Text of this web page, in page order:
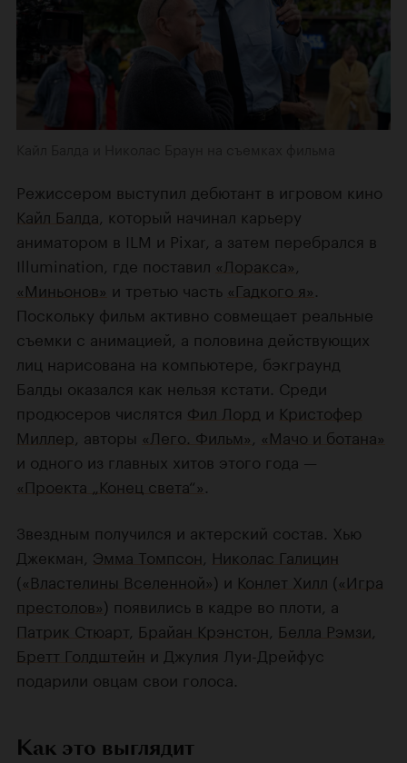
Режиссером выступил дебютант в игровом кино
Кайл Балда , который начинал карьеру
аниматором в ILM и Pixar, а затем перебрался в
Illumination, где поставил «Лоракса»
«Миньонов» и третью часть «Гадкого я»
Поскольку фильм активно совмещает реальные
съемки с анимацией, а половина действующих
лиц нарисована на компьютере, бэкграунд
Балды оказался как нельзя кстати. Среди
продюсеров числятся Фил Лорд и Кристофер
Миллер , авторы «Лего. Фильм» «Мачо и ботана»
и одного из главных хитов этого года —
«Проекта „Конец света“»
Звездным получился и актерский состав. Хью
Джекман, Эмма Томпсон Николас Галицин
(«Властелины Вселенной») и Конлет Хилл («Игра
престолов») появились в кадре во плоти, а
Патрик Стюарт Брайан Крэнстон Белла Рэмзи
Бретт Голдштейн и Джулия Луи-Дрейфус
подарили овцам свои голоса.
Как это выглядит